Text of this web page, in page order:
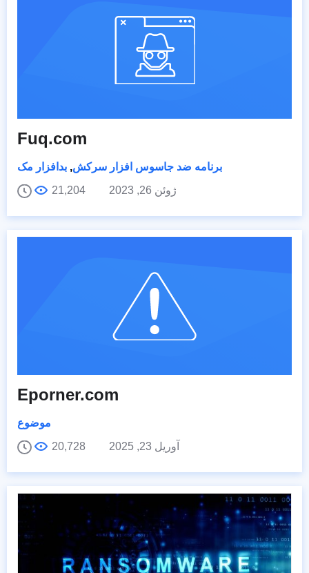
Fuq.com
برنامه ضد جاسوس افزار سرکش, بدافزار مک
ژوئن 26, 2023
21,204
Eporner.com
موضوع
آوریل 23, 2025
20,728